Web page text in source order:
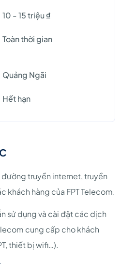
10 - 15 triệu ₫
Toàn thời gian
Quảng Ngãi
Hết hạn
đường truyền internet, truyền
khách hàng của FPT Telecom.
sử dụng và cài đặt các dịch
cung cấp cho khách
thiết bị wifi…).